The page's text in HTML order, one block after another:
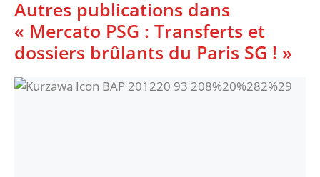
Autres publications dans
« Mercato PSG : Transferts et
dossiers brûlants du Paris SG ! »